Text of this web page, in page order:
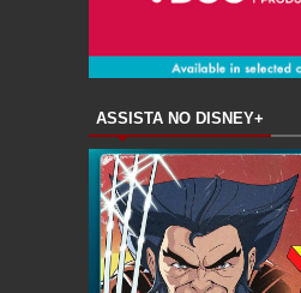
ASSISTA NO DISNEY+